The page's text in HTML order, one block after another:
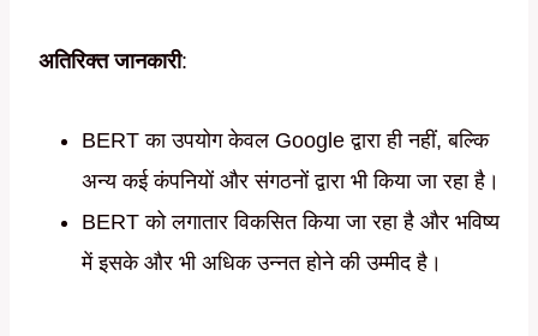
अतिरिक्त जानकारी:
BERT का उपयोग केवल Google द्वारा ही नहीं, बल्कि
अन्य कई कंपनियों और संगठनों द्वारा भी किया जा रहा है।
BERT को लगातार विकसित किया जा रहा है और भविष्य
में इसके और भी अधिक उन्नत होने की उम्मीद है।